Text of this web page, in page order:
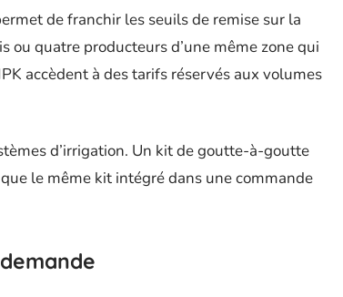
de franchir les seuils de remise sur la
quatre producteurs d’une même zone qui
accèdent à des tarifs réservés aux volumes
d’irrigation. Un kit de goutte-à-goutte
le même kit intégré dans une commande